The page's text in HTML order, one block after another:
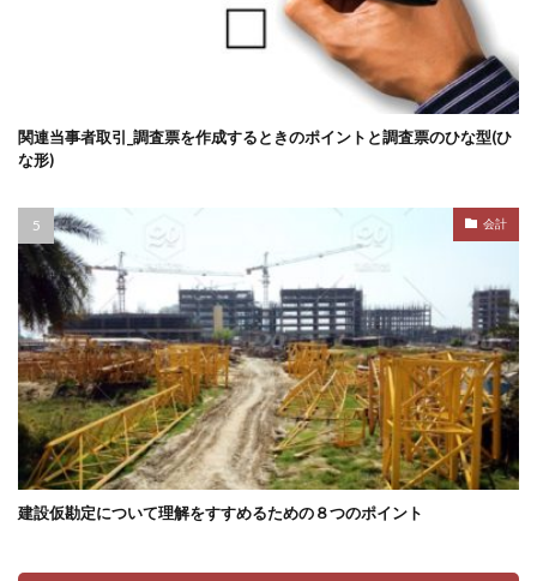
関連当事者取引_調査票を作成するときのポイントと調査票のひな型(ひ
な形)
会計
建設仮勘定について理解をすすめるための８つのポイント